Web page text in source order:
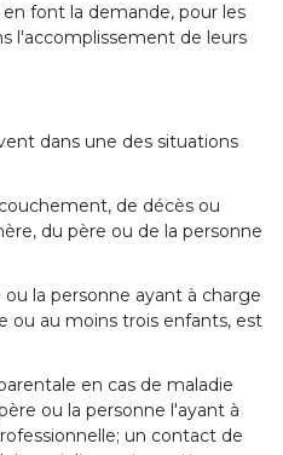
font la demande, pour les
l'accomplissement de leurs
dans une des situations
de décès ou
du père ou de la personne
la personne ayant à charge
ou au moins trois enfants, est
en cas de maladie
ou la personne l'ayant à
un contact de